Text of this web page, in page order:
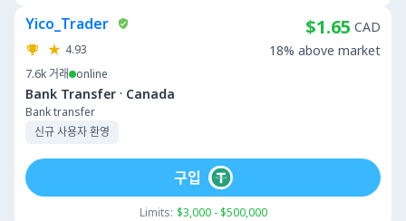
Yico_Trader
4.93
7.6k 거래 online
Bank Transfer · Canada
Bank transfer
신규 사용자 환영
$1.65 CAD
18% above market
Limits: $3,000 - $500,000
구입